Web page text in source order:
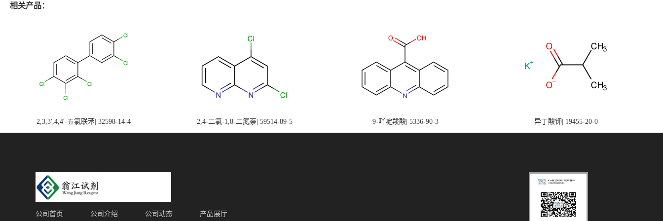
相关产品：
2,3,3',4,4'-五氯联苯| 32598-14-4 2,4-二氯-1,8-二氮萘| 59514-89-5 9-吖啶羧酸| 5336-90-3 异丁酸钾| 19455-20-0
公司首页 公司介绍 公司动态 产品展厅